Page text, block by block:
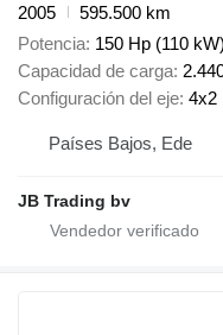
2005
595.500 km
Potencia 150 Hp (110 kW)
Capacidad de carga
Configuración del eje 4x2
Países Bajos, Ede
JB Trading bv